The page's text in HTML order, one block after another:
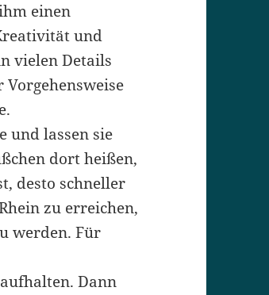
einen
und
vielen Details
und lassen sie
dort heißen,
desto schneller
zu erreichen,
werden. Für
Dann